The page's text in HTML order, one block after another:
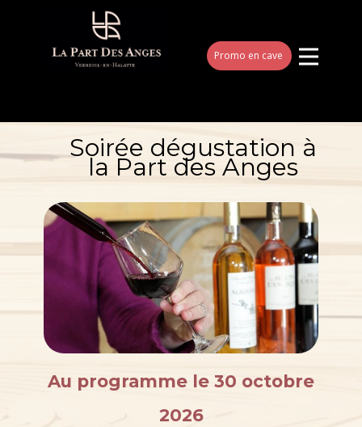
Promo en cave
Soirée dégustation à
la Part des ​Anges
Au programme le 30 octobre
2026